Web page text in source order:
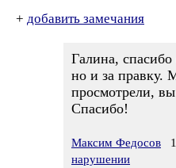
+ добавить замечания
Галина,
но и за правку.
просмотрели,
Спасибо!
Максим Федосов
нарушении